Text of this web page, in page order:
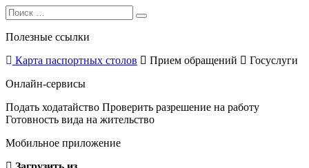
Search
for:
Search
Полезные ссылки
Карта паспортных столов
Прием обращений
Госуслуги
Онлайн-сервисы
Подать ходатайство Проверить разрешение на работу
Готовность вида на жительство
Мобильное приложение